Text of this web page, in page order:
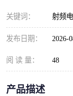
关键词： 射频
发布日期： 2026-
阅 读 量： 48
产品描述